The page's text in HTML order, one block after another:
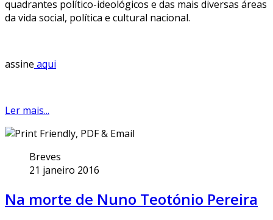
quadrantes político-ideológicos e das mais diversas áreas
da vida social, política e cultural nacional.
assine aqui
Ler mais...
Breves
21 janeiro 2016
Na morte de Nuno Teotónio Pereira